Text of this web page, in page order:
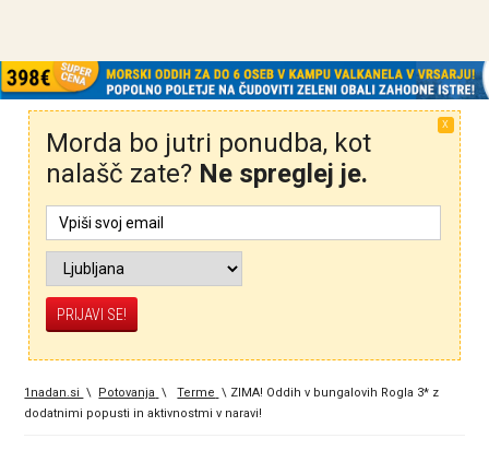
X
Morda bo jutri ponudba, kot
nalašč zate? Ne spreglej je.
1nadan.si \ Potovanja \ Terme \ ZIMA! Oddih v bungalovih Rogla 3* z
dodatnimi popusti in aktivnostmi v naravi!